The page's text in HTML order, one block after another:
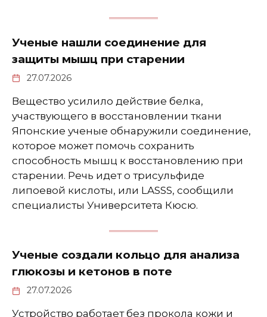
Ученые нашли соединение для
защиты мышц при старении
27.07.2026
Вещество усилило действие белка,
участвующего в восстановлении ткани
Японские ученые обнаружили соединение,
которое может помочь сохранить
способность мышц к восстановлению при
старении. Речь идет о трисульфиде
липоевой кислоты, или LASSS, сообщили
специалисты Университета Кюсю.
Ученые создали кольцо для анализа
глюкозы и кетонов в поте
27.07.2026
Устройство работает без прокола кожи и